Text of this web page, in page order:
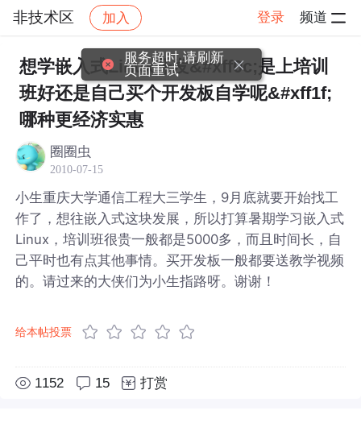
非技术区 加入 登录 频道
社区 非技术区 帖子详情
想学嵌入式Linux开发&#xff0c;是上培训
班好还是自己买个开发板自学呢&#xff1f;
哪种更经济实惠
圈圈虫
2010-07-15
小生重庆大学通信工程大三学生，9月底就要开始找工
作了，想往嵌入式这块发展，所以打算暑期学习嵌入式
Linux，培训班很贵一般都是5000多，而且时间长，自
己平时也有点其他事情。买开发板一般都要送教学视频
的。请过来的大侠们为小生指路呀。谢谢！
给本帖投票
1152 15 打赏